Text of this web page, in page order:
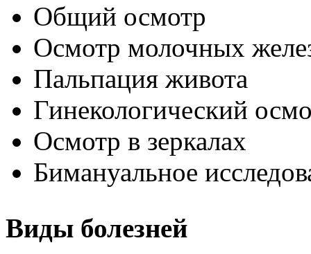
Общий осмотр
Осмотр молочных
Пальпация живота
Гинекологический
Осмотр в зеркалах
Бимануальное
Виды болезней